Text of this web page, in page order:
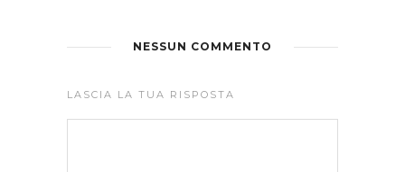
NESSUN COMMENTO
LASCIA LA TUA RISPOSTA